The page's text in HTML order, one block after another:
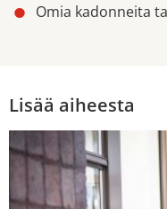
Omia kadonneita
Lisää aiheesta